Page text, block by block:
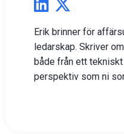
Erik brinner för
ledarskap. Skriver
både från ett
perspektiv som ni